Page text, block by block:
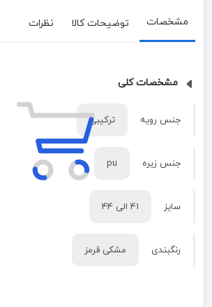
مشخصات توضیحات کالا نظرات
مشخصات کلی
جنس رویه ترکیبی
جنس زیره pu
سایز 41 الی 44
رنگبندی مشکی قرمز